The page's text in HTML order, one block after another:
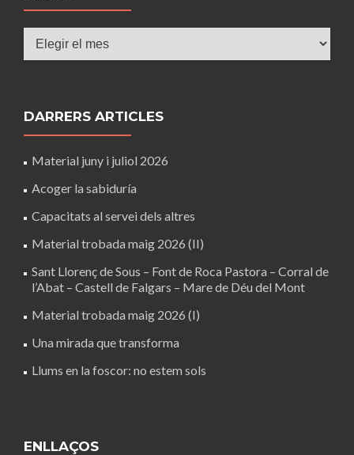
DARRERS ARTICLES
Material juny i juliol 2026
Acoger la sabiduría
Capacitats al servei dels altres
Material trobada maig 2026 (II)
Sant Llorenç de Sous – Font de Roca Pastora – Corral de
l’Abat – Castell de Falgars – Mare de Déu del Mont
Material trobada maig 2026 (I)
Una mirada que transforma
Llums en la foscor: no estem sols
ENLLAÇOS